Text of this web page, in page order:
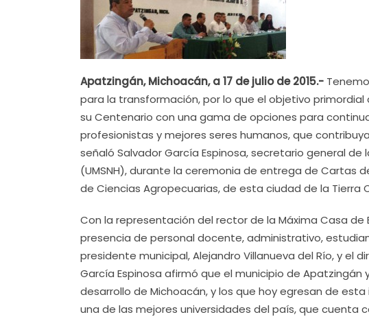
Apatzingán, Michoacán, a 17 de julio de 2015.-
para la transformación, por lo que el objetivo
su Centenario con una gama de opciones para
profesionistas y mejores seres humanos, que
señaló Salvador García Espinosa, secretario general de
(UMSNH), durante la ceremonia de entrega de Cartas
de Ciencias Agropecuarias, de esta ciudad de la Tierra
Con la representación del rector de la Máxima Casa de
presencia de personal docente, administrativo,
presidente municipal, Alejandro Villanueva del Río, y el
García Espinosa afirmó que el municipio de
desarrollo de Michoacán, y los que hoy egresan de
una de las mejores universidades del país, que cuenta